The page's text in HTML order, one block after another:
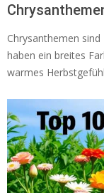
Chrysanthemen
haben ein breites
warmes